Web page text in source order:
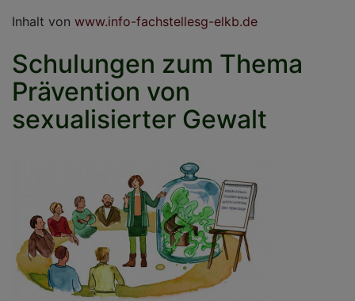
Inhalt von www.info-fachstellesg-elkb.de
Schulungen zum Thema
Prävention von
sexualisierter Gewalt